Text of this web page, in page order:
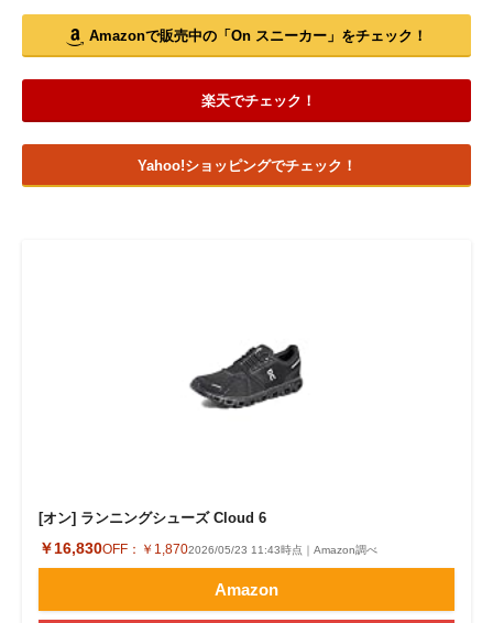
Amazonで販売中の「On スニーカー」をチェック！
楽天でチェック！
Yahoo!ショッピングでチェック！
[オン] ランニングシューズ Cloud 6
￥16,830OFF： ￥1,8702026/05/23 11:43時点｜Amazon調べ
Amazon